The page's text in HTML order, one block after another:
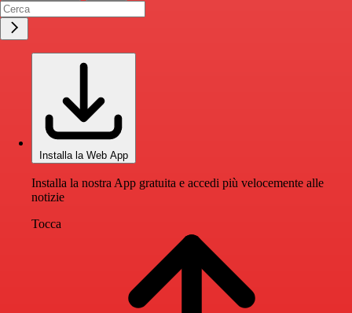
Installa la Web App
Installa la nostra App gratuita e accedi più velocemente alle
notizie
Tocca